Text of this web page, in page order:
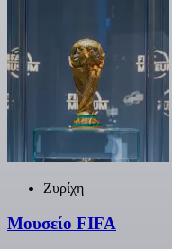
Ζυρίχη
Μουσείο FIFA